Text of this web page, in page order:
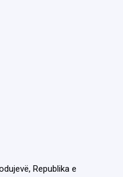
Republika e